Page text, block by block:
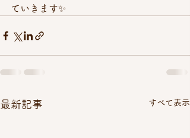
ていきます✨
最新記事 すべて表示